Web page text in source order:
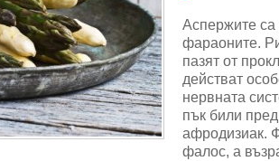
Аспержите
фараоните.
пазят от
действат
нервната
пък били
афродизиак.
фалос, а